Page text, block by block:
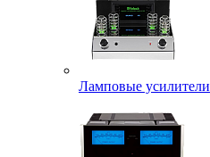
Ламповые усилители